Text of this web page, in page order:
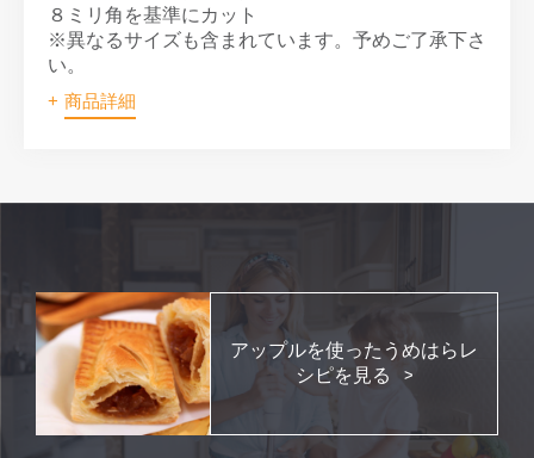
８ミリ角を基準にカット
※異なるサイズも含まれています。予めご了承下さ
い。
商品詳細
アップルを使ったうめはらレ
シピを見る